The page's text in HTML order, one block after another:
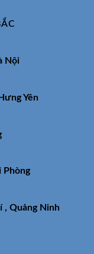
Nội
Yên
Phòng
, Quảng Ninh